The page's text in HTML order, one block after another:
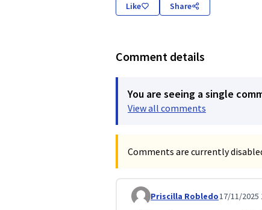
Like Share
Comment details
You are seeing a single
View all comments
Comments are currently
Comment 478
Priscilla Robledo17/11/2025